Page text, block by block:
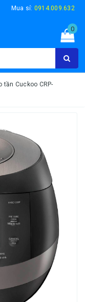
Mua sỉ: 0914.009.632
0
tần Cuckoo CRP-